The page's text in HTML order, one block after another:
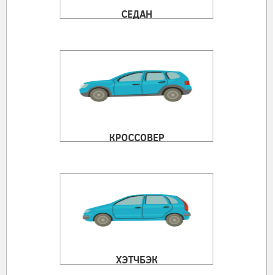
СЕДАН
КРОССОВЕР
ХЭТЧБЭК